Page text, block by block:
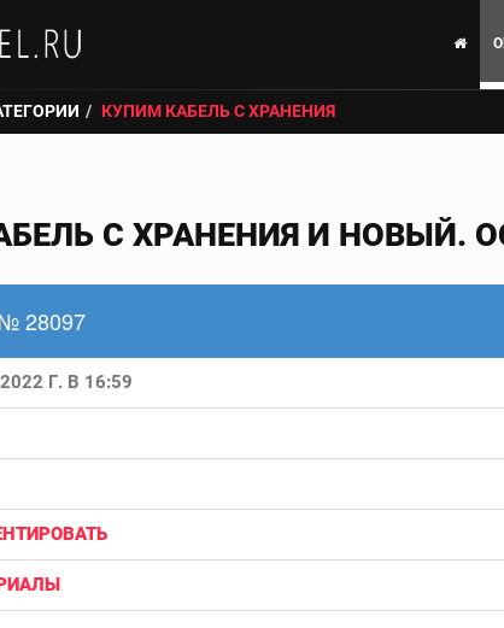
КУПИМ КАБЕЛЬ С ХРАНЕНИЯ
С ХРАНЕНИЯ И НОВЫЙ.
28097
Г. В 16:59